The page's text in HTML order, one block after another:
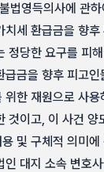
법영득의사에 관하
치세 환급금을 향
정당한 요구를 피
급금을 향후 피고인
한 재원으로 사용
것이고, 이 사건 양
및 구체적 의미
인 대지 소속 변호